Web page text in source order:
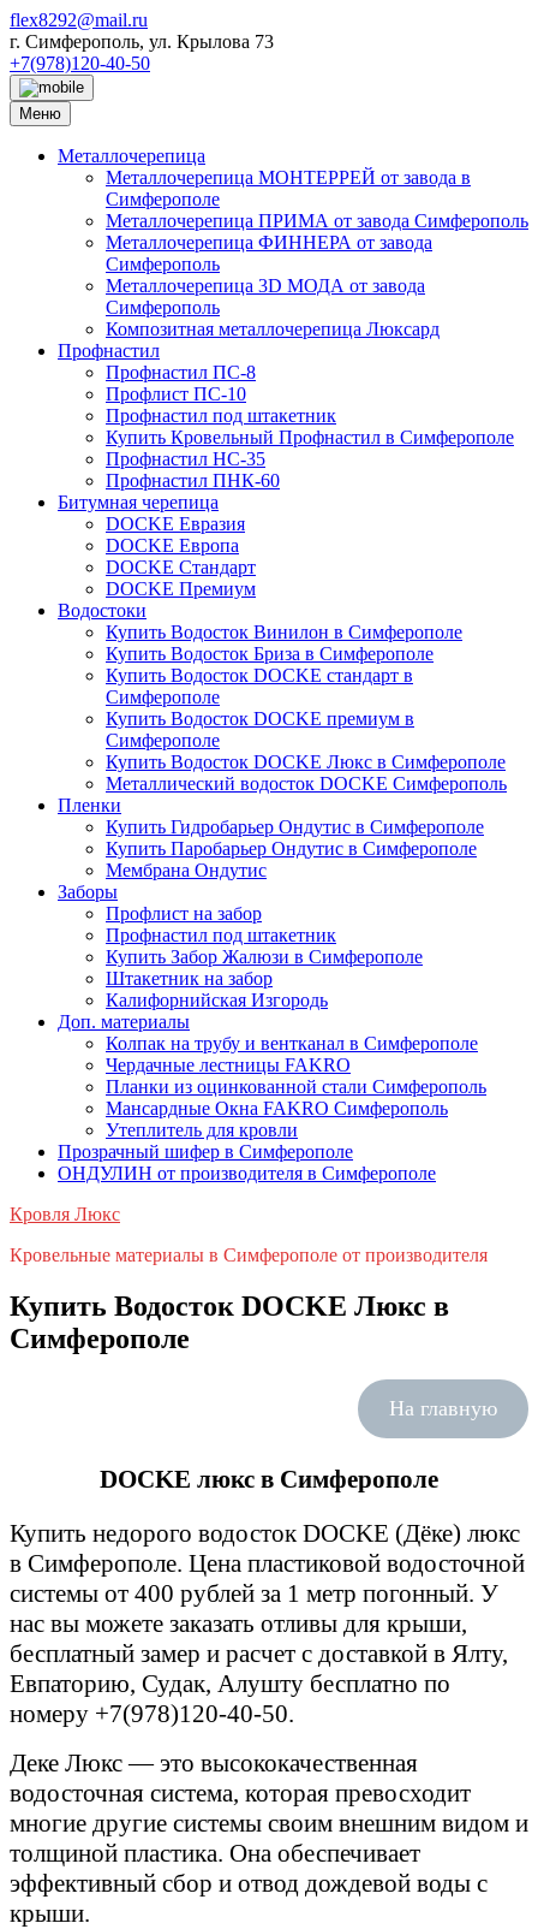
Перейти
к
содержимому
flex8292@mail.ru
г. Симферополь, ул. Крылова 73
+7(978)120-40-50
Меню
Металлочерепица
Металлочерепица МОНТЕРРЕЙ от завода в
Симферополе
Металлочерепица ПРИМА от завода Симферополь
Металлочерепица ФИННЕРА от завода
Симферополь
Металлочерепица 3D МОДА от завода
Симферополь
Композитная металлочерепица Люксард
Профнастил
Профнастил ПС-8
Профлист ПС-10
Профнастил под штакетник
Купить Кровельный Профнастил в Симферополе
Профнастил НС-35
Профнастил ПНК-60
Битумная черепица
DOCKE Евразия
DOCKE Европа
DOCKE Стандарт
DOCKE Премиум
Водостоки
Купить Водосток Винилон в Симферополе
Купить Водосток Бриза в Симферополе
Купить Водосток DOCKE стандарт в
Симферополе
Купить Водосток DOCKE премиум в
Симферополе
Купить Водосток DOCKE Люкс в Симферополе
Металлический водосток DOCKE Симферополь
Пленки
Купить Гидробарьер Ондутис в Симферополе
Купить Паробарьер Ондутис в Симферополе
Мембрана Ондутис
Заборы
Профлист на забор
Профнастил под штакетник
Купить Забор Жалюзи в Симферополе
Штакетник на забор
Калифорнийская Изгородь
Доп. материалы
Колпак на трубу и вентканал в Симферополе
Чердачные лестницы FAKRO
Планки из оцинкованной стали Симферополь
Мансардные Окна FAKRO Симферополь
Утеплитель для кровли
Прозрачный шифер в Симферополе
ОНДУЛИН от производителя в Симферополе
Кровля Люкс
Кровельные материалы в Симферополе от производителя
Купить Водосток DOCKE Люкс в
Симферополе
На главную
DOCKE люкс в Симферополе
Купить недорого водосток DOCKE (Дёке) люкс
в Симферополе. Цена пластиковой водосточной
системы от 400 рублей за 1 метр погонный. У
нас вы можете заказать отливы для крыши,
бесплатный замер и расчет с доставкой в Ялту,
Евпаторию, Судак, Алушту бесплатно по
номеру +7(978)120-40-50.
Деке Люкс — это высококачественная
водосточная система, которая превосходит
многие другие системы своим внешним видом и
толщиной пластика. Она обеспечивает
эффективный сбор и отвод дождевой воды с
крыши.